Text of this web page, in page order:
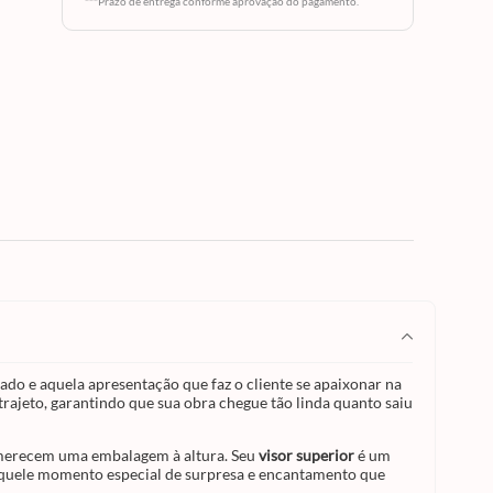
de
e aquela apresentação que faz o cliente se apaixonar na
garantindo que sua obra chegue tão linda quanto saiu
uma embalagem à altura. Seu visor superioré um
momento especial de surpresa e encantamento que